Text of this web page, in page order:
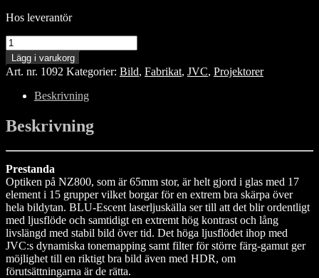
Hos leverantör
JVC
DLA-
NZ800
mängd
Lägg i varukorg
Art. nr. 1092 Kategorier: Bild, Fabrikat, JVC, Projektorer
Beskrivning
Beskrivning
Prestanda
Optiken på NZ800, som är 65mm stor, är helt gjord i glas med 17
element i 15 grupper vilket borgar för en extrem bra skärpa över
hela bildytan. BLU-Escent laserljuskälla ser till att det blir ordentligt
med ljusflöde och samtidigt en extremt hög kontrast och lång
livslängd med stabil bild över tid. Det höga ljusflödet ihop med
JVC:s dynamiska tonemapping samt filter för större färg-gamut ger
möjlighet till en riktigt bra bild även med HDR, om
förutsättningarna är de rätta.